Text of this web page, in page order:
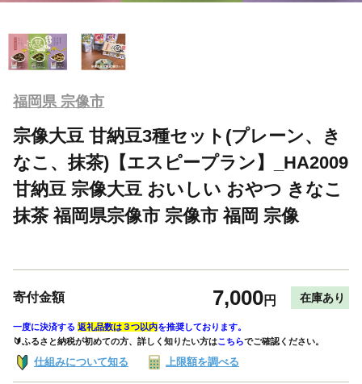
福岡県 宗像市
宗像大豆 甘納豆3種セット(プレーン、き
なこ、抹茶)【エスピープラン】_HA2009
甘納豆 宗像大豆 おいしい おやつ きなこ
抹茶 福岡県宗像市 宗像市 福岡 宗像
寄付金額 7,000円 在庫あり
一度に決済する 返礼品数は３つ以内を推奨しております。
🔰ふるさと納税が初めての方、詳しく知りたい方はこちらでご確認ください。
仕組みについて知る 上限額を調べる